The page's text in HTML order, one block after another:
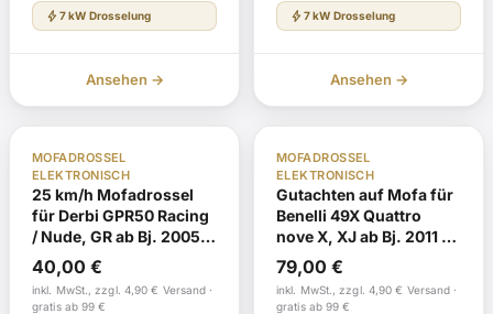
bolt 7 kW Drosselung
Ansehen →
bolt 7 kW Drosselung
Ansehen →
MOFADROSSEL
ELEKTRONISCH
25 km/h Mofadrossel
für Derbi GPR50 Racing
/ Nude, GR ab Bj. 2005 -
EG-BE
e9*2002/24*0011* mit
TÜV-Gutachten
40,00 €
inkl. MwSt., zzgl. 4,90 € Versand ·
gratis ab 99 €
Euro 4
MOFADROSSEL
ELEKTRONISCH
Gutachten auf Mofa für
Benelli 49X Quattro
nove X, XJ ab Bj. 2011 -
EG-BE
e9*2002/24*0265*08
mit TÜV-Gutachten
79,00 €
inkl. MwSt., zzgl. 4,90 € Versand ·
gratis ab 99 €